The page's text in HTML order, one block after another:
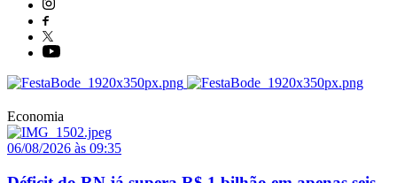
Economia
06/08/2026 às 09:35